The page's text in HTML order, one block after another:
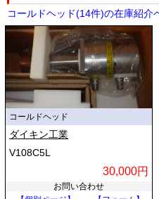
コールドヘッド(14件)の在庫紹介
コールドヘッド
ダイキン工業
V108C5L
30,000円
お問い合わせ